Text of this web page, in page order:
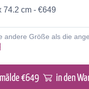
74.2 cm - €649
andere Größe als die
€649 in den